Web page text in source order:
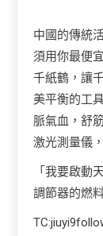
中國的傳統
須用你最便
千紙鶴，讓
美平衡的工
脈氣血，舒
激光測量儀
「我要啟動
調節器的燃